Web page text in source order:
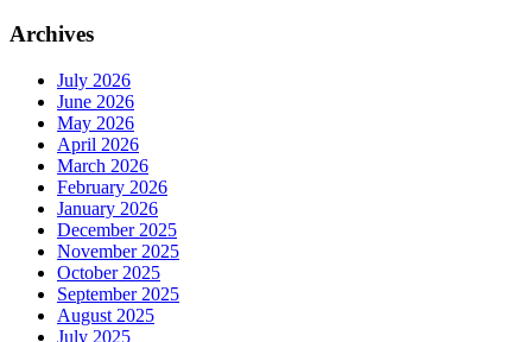
Archives
July 2026
June 2026
May 2026
April 2026
March 2026
February 2026
January 2026
December 2025
November 2025
October 2025
September 2025
August 2025
July 2025